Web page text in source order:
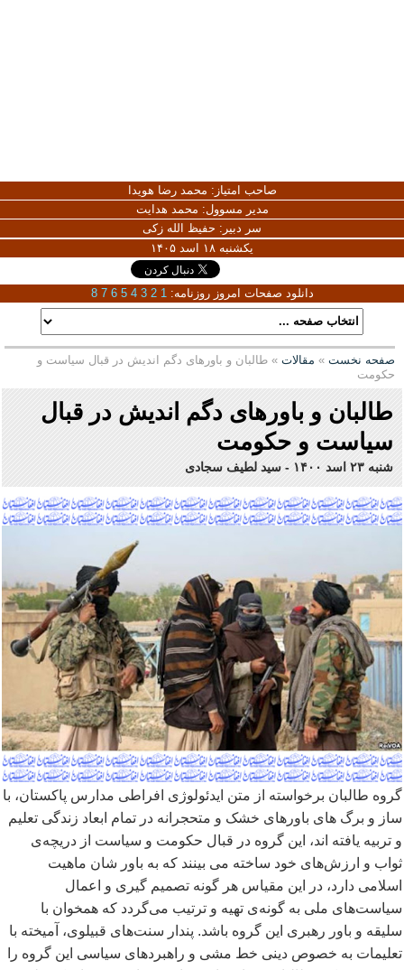
صاحب امتیاز: محمد رضا هویدا
مدیر مسوول: محمد هدایت
سر دبیر: حفیظ الله زکی
یکشنبه ۱۸ اسد ۱۴۰۵
دانلود صفحات امروز روزنامه: 1
2
3
4
5
6
7
8
صفحه نخست » مقالات » طالبان و باورهای دگم اندیش در قبال سیاست و
حکومت
طالبان و باورهای دگم اندیش در قبال
سیاست و حکومت
شنبه ۲۳ اسد ۱۴۰۰ - سید لطیف سجادی
گروه طالبان برخواسته از متن ایدئولوژی افراطی مدارس پاکستان، با
ساز و برگ های باورهای خشک و متحجرانه در تمام ابعاد زندگی تعلیم
و تربیه یافته اند، این گروه در قبال حکومت و سیاست از دریچهی
ثواب و ارزشهای خود ساخته می بینند که به باور شان ماهیت
اسلامی دارد، در این مقیاس هر گونه تصمیم گیری و اعمال
سیاستهای ملی به گونهی تهیه و ترتیب میگردد که همخوان با
سلیقه و باور رهبری این گروه باشد. پندار سنتهای قبیلوی، آمیخته با
تعلیمات به خصوص دینی خط مشی و راهبردهای سیاسی این گروه را